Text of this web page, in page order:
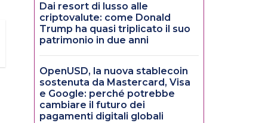
Dai resort di lusso alle
criptovalute: come Donald
Trump ha quasi triplicato il suo
patrimonio in due anni
OpenUSD, la nuova stablecoin
sostenuta da Mastercard, Visa
e Google: perché potrebbe
cambiare il futuro dei
pagamenti digitali globali